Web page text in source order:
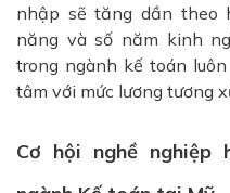
nhập sẽ tăng dần theo
năng và số năm kinh
trong ngành kế toán
tâm với mức lương tương
Cơ hội nghề nghiệp